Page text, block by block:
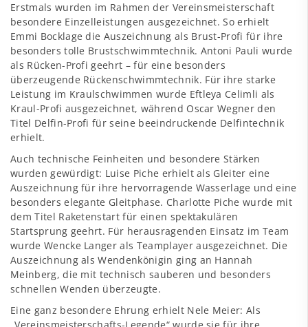
Erstmals wurden im Rahmen der Vereinsmeisterschaft
besondere Einzelleistungen ausgezeichnet. So erhielt
Emmi Bocklage die Auszeichnung als Brust-Profi für ihre
besonders tolle Brustschwimmtechnik. Antoni Pauli wurde
als Rücken-Profi geehrt – für eine besonders
überzeugende Rückenschwimmtechnik. Für ihre starke
Leistung im Kraulschwimmen wurde Eftleya Celimli als
Kraul-Profi ausgezeichnet, während Oscar Wegner den
Titel Delfin-Profi für seine beeindruckende Delfintechnik
erhielt.
Auch technische Feinheiten und besondere Stärken
wurden gewürdigt: Luise Piche erhielt als Gleiter eine
Auszeichnung für ihre hervorragende Wasserlage und eine
besonders elegante Gleitphase. Charlotte Piche wurde mit
dem Titel Raketenstart für einen spektakulären
Startsprung geehrt. Für herausragenden Einsatz im Team
wurde Wencke Langer als Teamplayer ausgezeichnet. Die
Auszeichnung als Wendenkönigin ging an Hannah
Meinberg, die mit technisch sauberen und besonders
schnellen Wenden überzeugte.
Eine ganz besondere Ehrung erhielt Nele Meier: Als